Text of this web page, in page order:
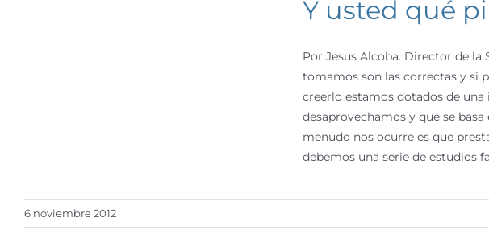
Y usted qué
Por Jesus Alcoba. Director de
tomamos son las correctas y si
creerlo estamos dotados de
desaprovechamos y que se
menudo nos ocurre es que
debemos una serie de estudios
6 noviembre 2012